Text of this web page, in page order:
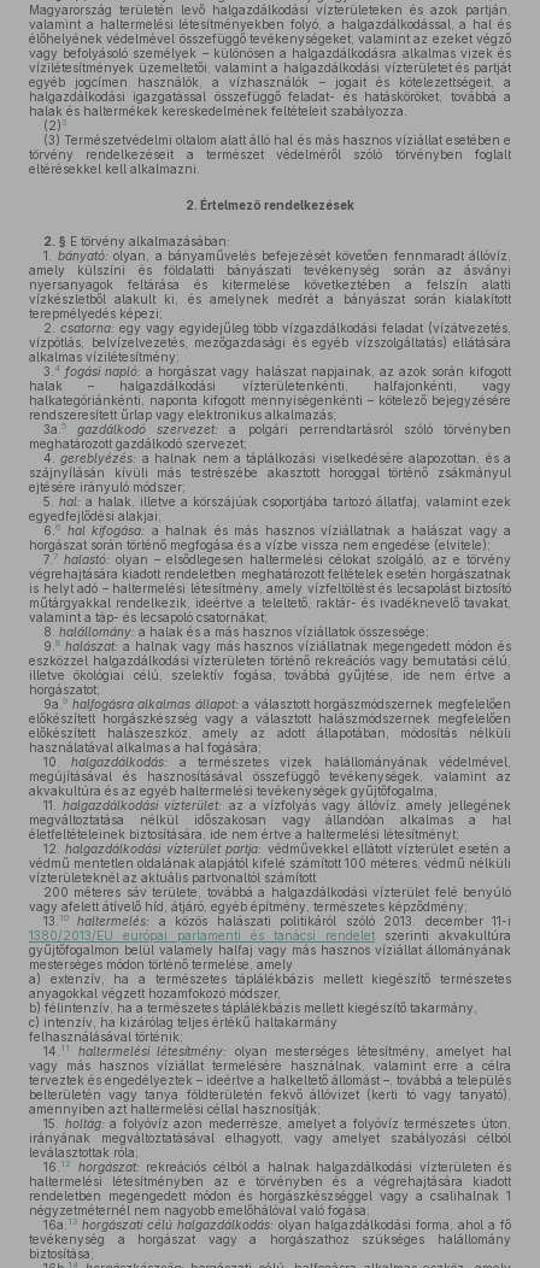
Magyarország területén levő halgazdálkodási vízterületeken és azok partján,
valamint a haltermelési létesítményekben folyó, a halgazdálkodással, a hal és
élőhelyének védelmével összefüggő tevékenységeket, valamint az ezeket végző
vagy befolyásoló személyek – különösen a halgazdálkodásra alkalmas vizek és
vízilétesítmények üzemeltetői, valamint a halgazdálkodási vízterületet és partját
egyéb jogcímen használók, a vízhasználók – jogait és kötelezettségeit, a
halgazdálkodási igazgatással összefüggő feladat- és hatásköröket, továbbá a
halak és haltermékek kereskedelmének feltételeit szabályozza.
(2) 3
(3) Természetvédelmi oltalom alatt álló hal és más hasznos víziállat esetében e
törvény rendelkezéseit a természet védelméről szóló törvényben foglalt
eltérésekkel kell alkalmazni.
2. Értelmező rendelkezések
2. § E törvény alkalmazásában:
1.
bányató: olyan, a bányaművelés befejezését követően fennmaradt állóvíz,
amely külszíni és földalatti bányászati tevékenység során az ásványi
nyersanyagok feltárása és kitermelése következtében a felszín alatti
vízkészletből alakult ki, és amelynek medrét a bányászat során kialakított
terepmélyedés képezi;
2.
csatorna: egy vagy egyidejűleg több vízgazdálkodási feladat (vízátvezetés,
vízpótlás, belvízelvezetés, mezőgazdasági és egyéb vízszolgáltatás) ellátására
alkalmas vízilétesítmény;
3. 4 fogási napló: a horgászat vagy halászat napjainak, az azok során kifogott
halak – halgazdálkodási vízterületenkénti, halfajonkénti, vagy
halkategóriánkénti, naponta kifogott mennyiségenkénti – kötelező bejegyzésére
rendszeresített űrlap vagy elektronikus alkalmazás;
3a. 5 gazdálkodó szervezet:
a polgári perrendtartásról szóló törvényben
meghatározott gazdálkodó szervezet;
4.
gereblyézés: a halnak nem a táplálkozási viselkedésére alapozottan, és a
szájnyílásán kívüli más testrészébe akasztott horoggal történő zsákmányul
ejtésére irányuló módszer;
5.
hal: a halak, illetve a körszájúak csoportjába tartozó állatfaj, valamint ezek
egyedfejlődési alakjai;
6. 6 hal kifogása: a halnak és más hasznos víziállatnak a halászat vagy a
horgászat során történő megfogása és a vízbe vissza nem engedése (elvitele);
7. 7 halastó: olyan – elsődlegesen haltermelési célokat szolgáló, az e törvény
végrehajtására kiadott rendeletben meghatározott feltételek esetén horgászatnak
is helyt adó – haltermelési létesítmény, amely vízfeltöltést és lecsapolást biztosító
műtárgyakkal rendelkezik, ideértve a teleltető, raktár- és ivadéknevelő tavakat,
valamint a táp- és lecsapoló csatornákat;
8. halállomány: a halak és a más hasznos víziállatok összessége;
9. 8 halászat: a halnak vagy más hasznos víziállatnak megengedett módon és
eszközzel halgazdálkodási vízterületen történő rekreációs vagy bemutatási célú,
illetve ökológiai célú, szelektív fogása, továbbá gyűjtése, ide nem értve a
horgászatot;
9a. 9 halfogásra alkalmas állapot: a választott horgászmódszernek megfelelően
előkészített horgászkészség vagy a választott halászmódszernek megfelelően
előkészített halászeszköz, amely az adott állapotában, módosítás nélküli
használatával alkalmas a hal fogására;
10.
halgazdálkodás:
a természetes vizek halállományának védelmével,
megújításával és hasznosításával összefüggő tevékenységek, valamint az
akvakultúra és az egyéb haltermelési tevékenységek gyűjtőfogalma;
11.
halgazdálkodási vízterület: az a vízfolyás vagy állóvíz, amely jellegének
megváltoztatása nélkül időszakosan vagy állandóan alkalmas a hal
életfeltételeinek biztosítására, ide nem értve a haltermelési létesítményt;
12.
halgazdálkodási vízterület partja: védművekkel ellátott vízterület esetén a
védmű mentetlen oldalának alapjától kifelé számított 100 méteres, védmű nélküli
vízterületeknél az aktuális partvonaltól számított
200 méteres sáv területe, továbbá a halgazdálkodási vízterület felé benyúló
vagy afelett átívelő híd, átjáró, egyéb építmény, természetes képződmény;
13. 10 haltermelés:
a közös halászati politikáról szóló 2013. december 11-i
1380/2013/EU európai parlamenti és tanácsi rendelet szerinti akvakultúra
gyűjtőfogalmon belül valamely halfaj vagy más hasznos víziállat állományának
mesterséges módon történő termelése, amely
a) extenzív, ha a természetes táplálékbázis mellett kiegészítő természetes
anyagokkal végzett hozamfokozó módszer,
b) félintenzív, ha a természetes táplálékbázis mellett kiegészítő takarmány,
c) intenzív, ha kizárólag teljes értékű haltakarmány
felhasználásával történik;
14. 11 haltermelési létesítmény: olyan mesterséges létesítmény, amelyet hal
vagy más hasznos víziállat termelésére használnak, valamint erre a célra
terveztek és engedélyeztek – ideértve a halkeltető állomást –, továbbá a település
belterületén vagy tanya földterületén fekvő állóvizet (kerti tó vagy tanyató),
amennyiben azt haltermelési céllal hasznosítják;
15.
holtág: a folyóvíz azon mederrésze, amelyet a folyóvíz természetes úton,
irányának megváltoztatásával elhagyott, vagy amelyet szabályozási célból
leválasztottak róla;
16. 12 horgászat: rekreációs célból a halnak halgazdálkodási vízterületen és
haltermelési létesítményben az e törvényben és a végrehajtására kiadott
rendeletben megengedett módon és horgászkészséggel vagy a csalihalnak 1
négyzetméternél nem nagyobb emelőhálóval való fogása;
16a. 13 horgászati célú halgazdálkodás: olyan halgazdálkodási forma, ahol a fő
tevékenység a horgászat vagy a horgászathoz szükséges halállomány
biztosítása;
14